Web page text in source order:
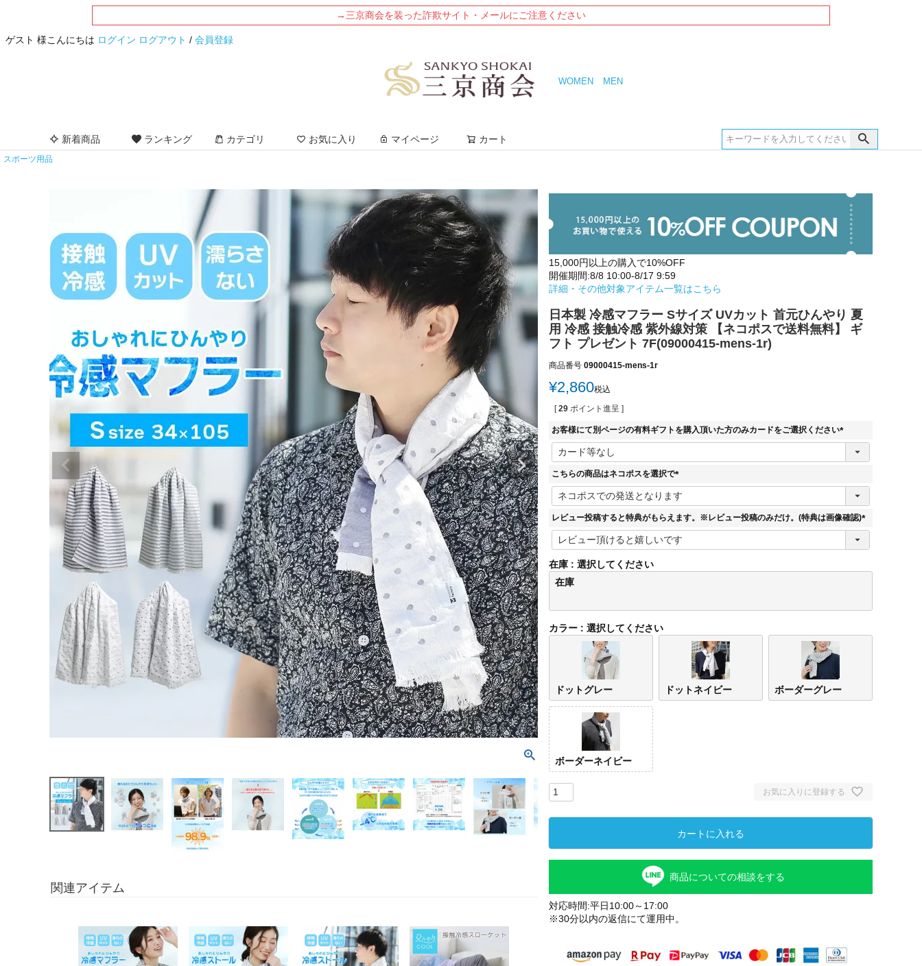
→三京商会を装った詐欺サイト・メールにご注意ください
ゲスト 様こんにちは ログイン ログアウト / 会員登録
WOMEN MEN
新着商品 ランキング カテゴリ お気に入り マイページ カート
スポーツ用品
関連アイテム
15,000円以上の購入で10%OFF
開催期間:8/8 10:00-8/17 9:59
詳細・その他対象アイテム一覧はこちら
日本製 冷感マフラー Sサイズ UVカット 首元ひんやり 夏
用 冷感 接触冷感 紫外線対策 【ネコポスで送料無料】 ギ
フト プレゼント 7F(09000415-mens-1r)
商品番号 09000415-mens-1r
¥2,860税込
[ 29 ポイント進呈 ]
お客様にて別ページの有料ギフトを購入頂いた方のみカードをご選択ください
(
こちらの商品はネコポスを選択で
(
必
須
レビュー投稿すると特典がもらえます。※レビュー投稿のみだけ。(特典は画像確認)
(
)
在庫
選択してください
在庫
カラー 選択してください
ドットグレー ドットネイビー ボーダーグレー
ボーダーネイビー
お気に入りに登録する
カートに入れる
商品についての相談をする
対応時間:平日10:00～17:00
※30分以内の返信にて運用中。